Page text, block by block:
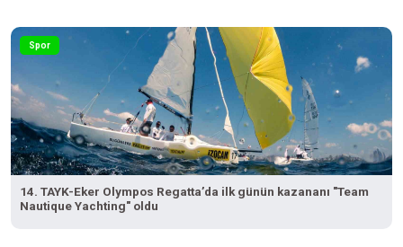
Spor
14. TAYK-Eker Olympos Regatta’da ilk günün kazananı "Team
Nautique Yachting" oldu